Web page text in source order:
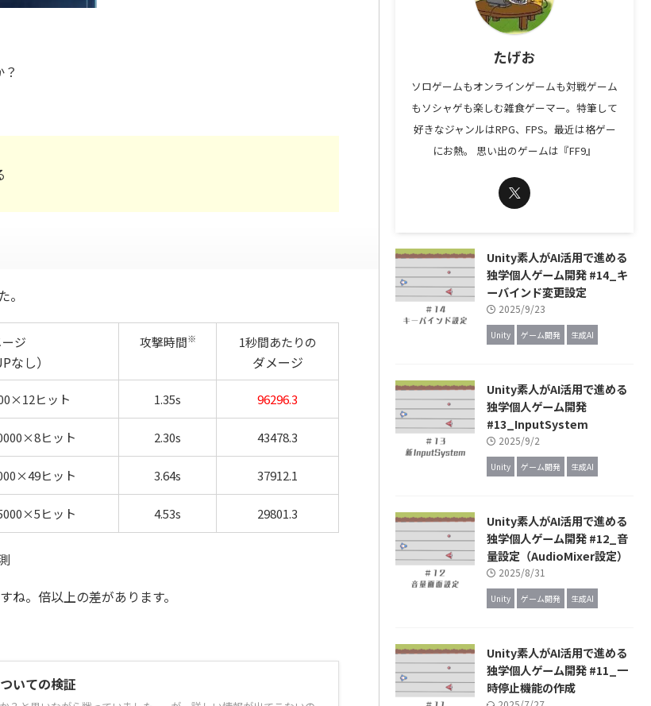
ジ
なし）
攻撃時間※ 1秒間あたりの
ダメージ
ヒット 1.35s 96296.3
ヒット 2.30s 43478.3
ヒット 3.64s 37912.1
ヒット 4.53s 29801.3
ね。倍以上の差があります。
いての検証
たげお
ソロゲームもオンラインゲームも対戦ゲーム
もソシャゲも楽しむ雑食ゲーマー。特筆して
好きなジャンルはRPG、FPS。最近は格ゲー
にお熱。 思い出のゲームは『FF9』
Unity素人がAI活用で進める
独学個人ゲーム開発 #14_キ
ーバインド変更設定
2025/9/23
Unity ゲーム開発 生成AI
Unity素人がAI活用で進める
独学個人ゲーム開発
#13_InputSystem
2025/9/2
Unity ゲーム開発 生成AI
Unity素人がAI活用で進める
独学個人ゲーム開発 #12_音
量設定（AudioMixer設定）
2025/8/31
Unity ゲーム開発 生成AI
Unity素人がAI活用で進める
独学個人ゲーム開発 #11_一
時停止機能の作成